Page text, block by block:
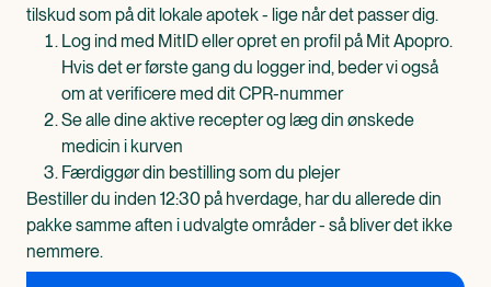
tilskud som på dit lokale apotek - lige når det passer dig.
Log ind med MitID eller opret en profil på Mit Apopro.
Hvis det er første gang du logger ind, beder vi også
om at verificere med dit CPR-nummer
Se alle dine aktive recepter og læg din ønskede
medicin i kurven
Færdiggør din bestilling som du plejer
Bestiller du inden 12:30 på hverdage, har du allerede din
pakke samme aften i udvalgte områder - så bliver det ikke
nemmere.